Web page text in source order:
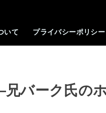
いて プライバシーポリシー
バーク氏の